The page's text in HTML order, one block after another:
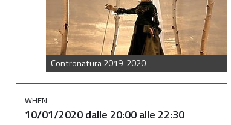
Contronatura 2019-2020
WHEN
10/01/2020dalle 20:00alle 22:30